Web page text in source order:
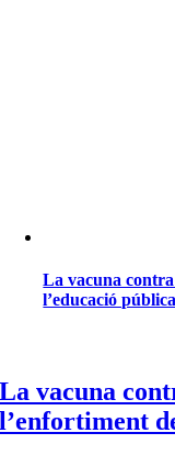
La vacuna contra
l’educació pública
La vacuna
l’enfortiment